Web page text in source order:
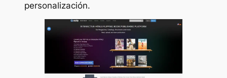
personalización.